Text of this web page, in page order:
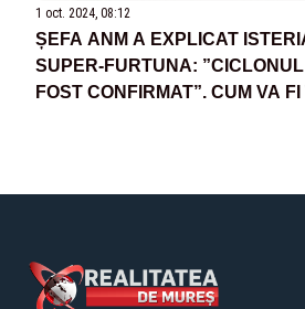
1 oct. 2024, 08:12
ȘEFA ANM A EXPLICAT
SUPER-FURTUNA:
FOST CONFIRMAT”. CUM VA